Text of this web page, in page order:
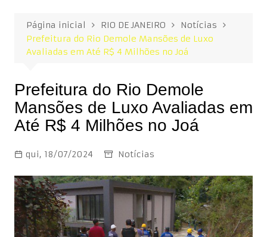
Página inicial RIO DE JANEIRO
Notícias
Prefeitura do Rio Demole Mansões de Luxo
Avaliadas em Até R$ 4 Milhões no Joá
Prefeitura do Rio Demole
Mansões de Luxo Avaliadas em
Até R$ 4 Milhões no Joá
qui, 18/07/2024 Notícias